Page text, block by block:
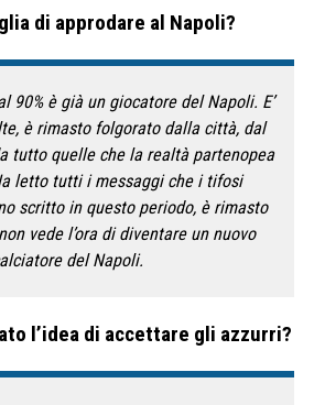
di approdare al Napoli?
90% è già un giocatore del Napoli. E’
è rimasto folgorato dalla città, dal
tutto quelle che la realtà partenopea
letto tutti i messaggi che i tifosi
scritto in questo periodo, è rimasto
vede l’ora di diventare un nuovo
del Napoli.
l’idea di accettare gli azzurri?